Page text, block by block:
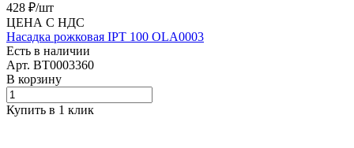
428 ₽/шт
ЦЕНА С НДС
Насадка рожковая IPT 100 OLA0003
Есть в наличии
Арт. BT0003360
В корзину
Купить в 1 клик